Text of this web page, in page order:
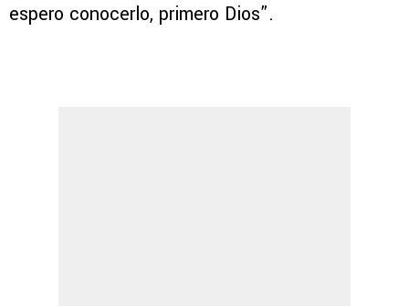
espero conocerlo, primero Dios”.